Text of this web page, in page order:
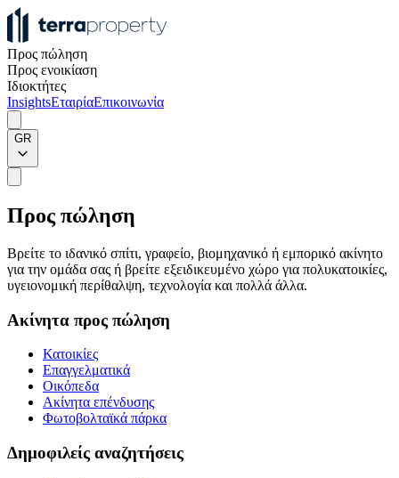
Προς πώληση
Προς ενοικίαση
Ιδιοκτήτες
InsightsΕταιρίαΕπικοινωνία
GR
Προς πώληση
Βρείτε το ιδανικό σπίτι, γραφείο, βιομηχανικό ή εμπορικό ακίνητο
για την ομάδα σας ή βρείτε εξειδικευμένο χώρο για πολυκατοικίες,
υγειονομική περίθαλψη, τεχνολογία και πολλά άλλα.
Ακίνητα προς πώληση
Κατοικίες
Επαγγελματικά
Οικόπεδα
Ακίνητα επένδυσης
Φωτοβολταϊκά πάρκα
Δημοφιλείς αναζητήσεις